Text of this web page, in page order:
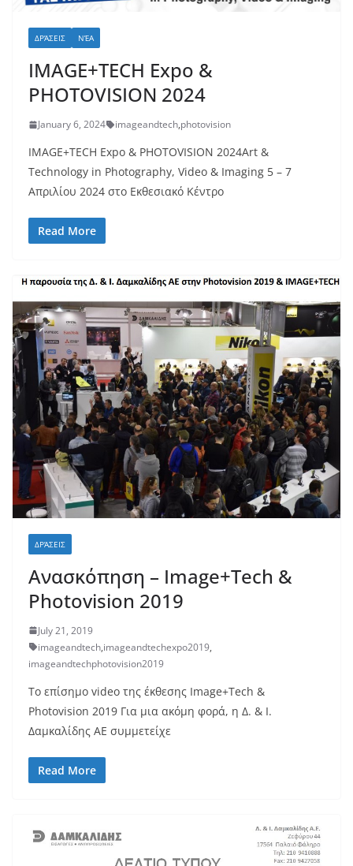
ΔΡΆΣΕΙΣ ΝΈΑ
IMAGE+TECH Expo &
PHOTOVISION 2024
January 6, 2024 imageandtech,photovision
IMAGE+TECH Expo & PHOTOVISION 2024Art &
Technology in Photography, Video & Imaging 5 – 7
Απριλίου 2024 στο Εκθεσιακό Κέντρο
Read More
ΔΡΆΣΕΙΣ
Ανασκόπηση – Image+Tech &
Photovision 2019
July 21, 2019
imageandtech,imageandtechexpo2019,
imageandtechphotovision2019
Το επίσημο video της έκθεσης Image+Tech &
Photovision 2019 Για μια ακόμη φορά, η Δ. & Ι.
Δαμκαλίδης ΑΕ συμμετείχε
Read More